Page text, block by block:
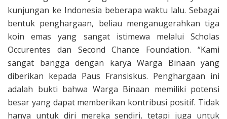
kunjungan ke Indonesia beberapa waktu lalu. Sebagai
bentuk penghargaan, beliau menganugerahkan tiga
koin emas yang sangat istimewa melalui Scholas
Occurentes dan Second Chance Foundation. “Kami
sangat bangga dengan karya Warga Binaan yang
diberikan kepada Paus Fransiskus. Penghargaan ini
adalah bukti bahwa Warga Binaan memiliki potensi
besar yang dapat memberikan kontribusi positif. Tidak
hanya untuk diri mereka sendiri, tetapi juga untuk